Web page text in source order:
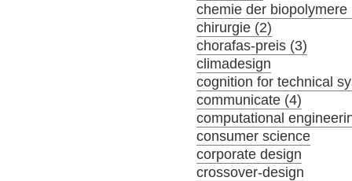
chemie der biopolymere
chirurgie (2)
chorafas-preis (3)
climadesign
cognition for technical
communicate (4)
computational
consumer science
corporate design
crossover-design